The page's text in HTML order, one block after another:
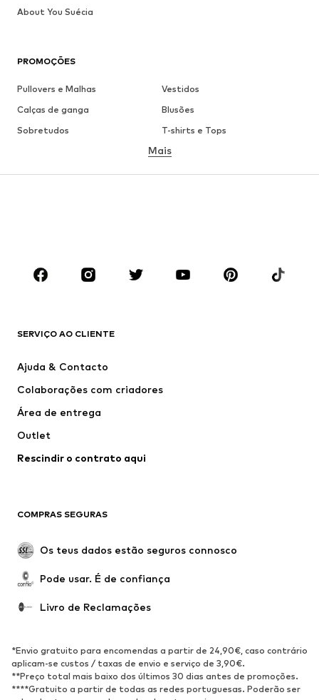
PROMOÇÕES
Pullovers e Malhas
Vestidos
Calças de ganga
Blusões
Sobretudos
T-shirts e Tops
Roupa interior
Acessórios
Premium
Novidades
T-shirts e Tops
Casacos
Pullovers e Malhas
Roupa interior
Sobretudos
Roupa de banho
Ocasiões
Upcycling
SAPATOS
Novidades
altos
Sandálias
Sapatos baixos
Mais
SERVIÇO AO CLIENTE
Ajuda & Contacto
Colaborações com criadores
Área de entrega
Outlet
Rescindir o contrato aqui
COMPRAS SEGURAS
Os teus dados estão seguros connosco
Pode usar. É de confiança
Livro de Reclamações
*Envio gratuito para encomendas a partir de 24,90€, caso contrário
aplicam-se custos / taxas de envio e serviço de 3,90€.
**Preço total mais baixo dos últimos 30 dias antes de promoções.
****Gratuito a partir de todas as redes portuguesas. Poderão ser
About You Suécia